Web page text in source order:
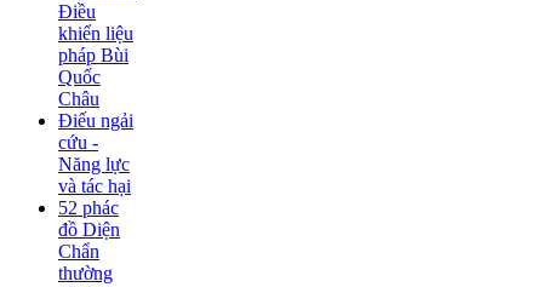
Điều
khiển liệu
pháp Bùi
Quốc
Châu
Điếu ngải
cứu -
Năng lực
và tác hại
52 phác
đồ Diện
Chẩn
thường